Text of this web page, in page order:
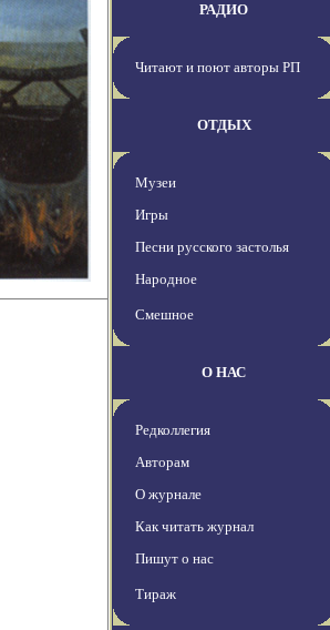
РАДИО
Читают и поют авторы РП
ОТДЫХ
Музеи
Игры
Песни русского застолья
Народное
Смешное
О НАС
Редколлегия
Авторам
О журнале
Как читать журнал
Пишут о нас
Тираж